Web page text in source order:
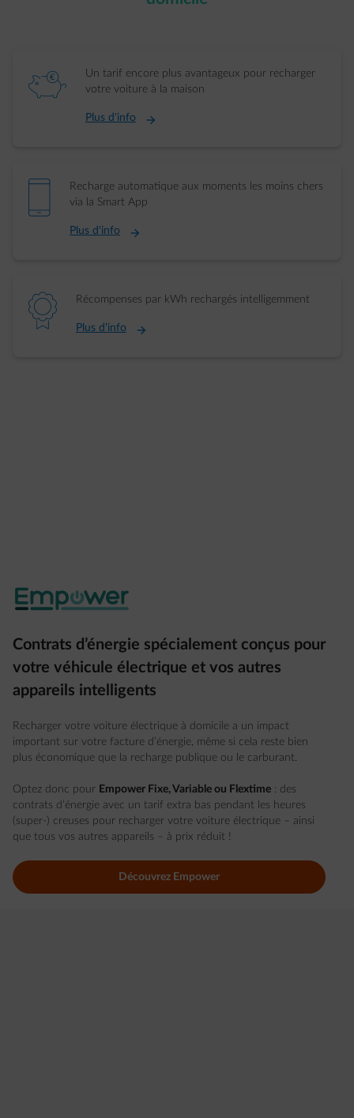
element-piggybank
Un tarif encore plus avantageux pour recharger
votre voiture à la maison
Plus d'info
Recharge automatique aux moments les moins chers
via la Smart App
Plus d'info
element-ribbon Récompenses par kWh rechargés intelligemment
Plus d'info
Contrats d’énergie spécialement conçus pour
votre véhicule électrique et vos autres
appareils intelligents
Recharger votre voiture électrique à domicile a un impact
important sur votre facture d’énergie, même si cela reste bien
plus économique que la recharge publique ou le carburant.
Optez donc pour Empower Fixe, Variable ou Flextime : des
contrats d’énergie avec un tarif extra bas pendant les heures
(super-) creuses pour recharger votre voiture électrique – ainsi
que tous vos autres appareils – à prix réduit !
Découvrez Empower